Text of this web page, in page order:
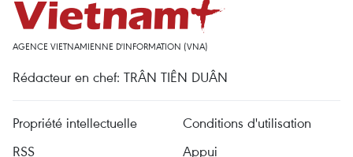
AGENCE VIETNAMIENNE D'INFORMATION (VNA)
Rédacteur en chef: TRÂN TIÊN DUÂN
Propriété intellectuelle
Conditions d'utilisation
RSS
Appui